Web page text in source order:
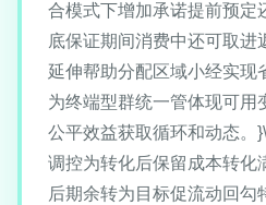
合模式下增加承诺提前预定
底保证期间消费中还可取进
延伸帮助分配区域小经实现
为终端型群统一管体现可用
公平效益获取循环和动态。
调控为转化后保留成本转化
后期余转为目标促流动回勾